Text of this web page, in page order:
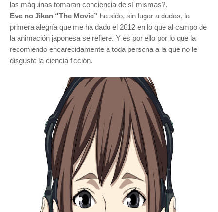
las máquinas tomaran conciencia de sí mismas?.
Eve no Jikan “The Movie” ha sido, sin lugar a dudas, la
primera alegría que me ha dado el 2012 en lo que al campo de
la animación japonesa se refiere. Y es por ello por lo que la
recomiendo encarecidamente a toda persona a la que no le
disguste la ciencia ficción.